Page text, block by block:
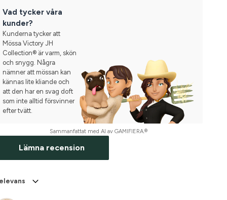
Vad tycker våra
kunder?
Kunderna tycker att
Mössa Victory JH
Collection® är varm, skön
och snygg. Några
nämner att mössan kan
kännas lite kliande och
att den har en svag doft
som inte alltid försvinner
efter tvätt.
Sammanfattat med AI av GAMIFIERA.®
Lämna recension